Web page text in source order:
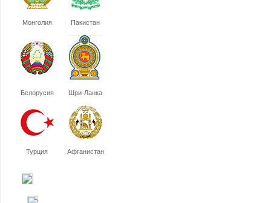
Монголия Пакистан
Белорусия Шри-Ланка
Турция Афганистан